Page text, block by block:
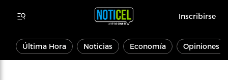
Inscribirse
Última Hora Noticias Economía Opiniones